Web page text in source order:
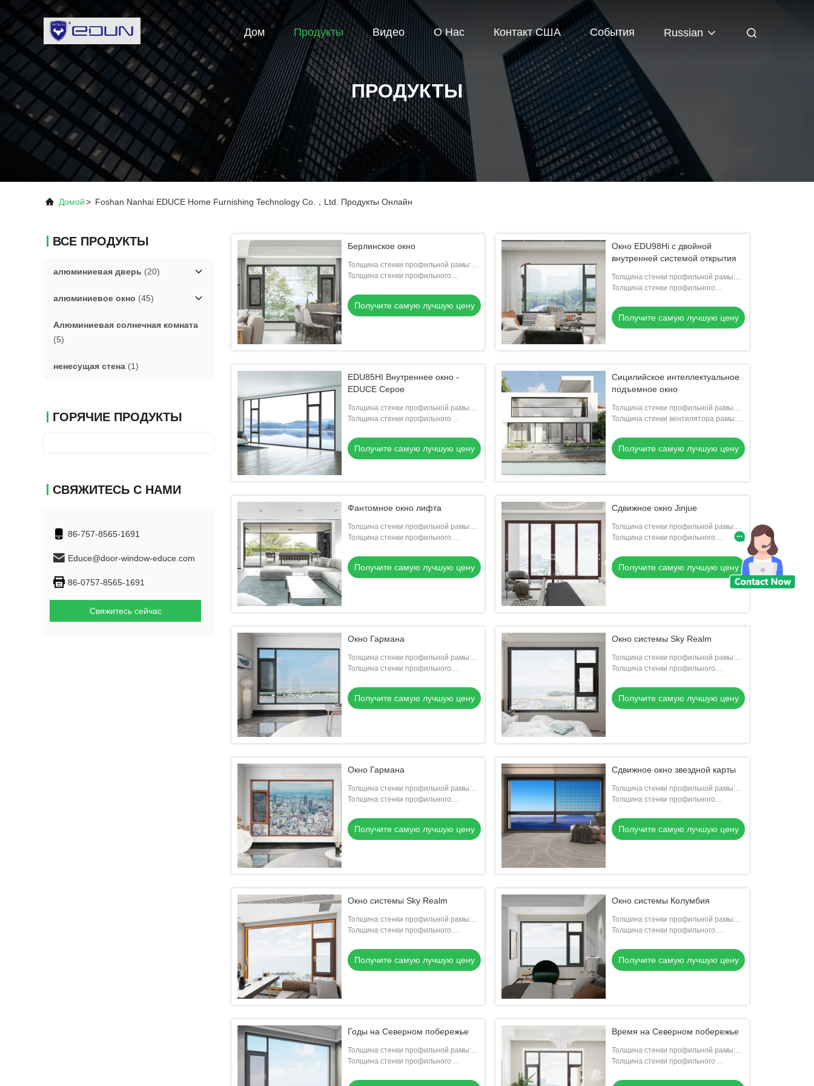
Дом Продукты Видео О Нас Контакт США События Russian
ПРОДУКТЫ
Домой> Foshan Nanhai EDUCE Home Furnishing Technology Co.，Ltd. Продукты Онлайн
ВСЕ ПРОДУКТЫ
алюминиевая дверь (20)
алюминиевое окно (45)
Алюминиевая солнечная комната
(5)
ненесущая стена (1)
ГОРЯЧИЕ ПРОДУКТЫ
СВЯЖИТЕСЬ С НАМИ
86-757-8565-1691
Educe@door-window-educe.com
86-0757-8565-1691
Свяжитесь сейчас
Берлинское окно
Толщина стенки профильной рамы:
1.8 мм
Толщина стенки профильного
Получите самую лучшую цену
Окно EDU98Hi с двойной
внутренней системой открытия
Толщина стенки профильной рамы:
1.8 мм
Толщина стенки профильного
Получите самую лучшую цену
EDU85HI Внутреннее окно -
EDUCE Серое
Толщина стенки профильной рамы:
1.8 мм
Толщина стенки профильного
Получите самую лучшую цену
Сицилийское интеллектуальное
подъемное окно
Толщина стенки профильной рамы
(моторная коробка): 30,0 мм
Толщина стенки вентилятора рамы:
Получите самую лучшую цену
Фантомное окно лифта
Толщина стенки профильной рамы:
2.0mm
Толщина стенки профильного
Получите самую лучшую цену
Сдвижное окно Jinjue
Толщина стенки профильной рамы:
1.5 мм
Толщина стенки профильного
Получите самую лучшую цену
Окно Гармана
Толщина стенки профильной рамы:
1.8 мм
Толщина стенки профильного
Получите самую лучшую цену
Окно системы Sky Realm
Толщина стенки профильной рамы:
1.9 мм
Толщина стенки профильного
Получите самую лучшую цену
Окно Гармана
Толщина стенки профильной рамы:
1.8 мм
Толщина стенки профильного
Получите самую лучшую цену
Сдвижное окно звездной карты
Толщина стенки профильной рамы:
30,0 мм
Толщина стенки профильного
Получите самую лучшую цену
Окно системы Sky Realm
Толщина стенки профильной рамы:
1.9 мм
Толщина стенки профильного
Получите самую лучшую цену
Окно системы Колумбия
Толщина стенки профильной рамы:
1.8 мм
Толщина стенки профильного
Получите самую лучшую цену
Годы на Северном побережье
Толщина стенки профильной рамы:
1.9 мм
Толщина стенки профильного
Время на Северном побережье
Толщина стенки профильной рамы:
1.9 мм
Толщина стенки профильного